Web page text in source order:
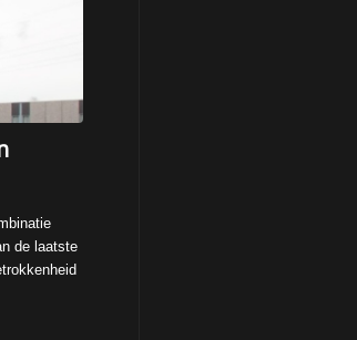
de laatste